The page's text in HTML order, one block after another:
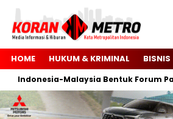
HOME HUKUM & KRIMINAL BISNIS
Indonesia-Malaysia Bentuk Forum